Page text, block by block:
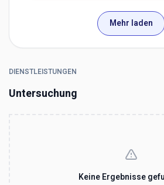
Mehr laden
DIENSTLEISTUNGEN
Untersuchung
Keine Ergebnisse